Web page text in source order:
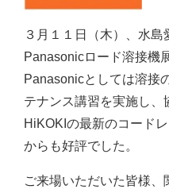
３月１１日（木）、水
Panasonicロード溶接機
Panasonicとしては溶接
テナンス講習を実施し、
HiKOKIの最新のコード
からも好評でした。
ご来場いただいた皆様